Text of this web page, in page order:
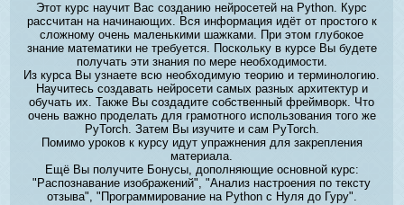
Этот курс научит Вас созданию нейросетей на Python. Курс
рассчитан на начинающих. Вся информация идёт от простого к
сложному очень маленькими шажками. При этом глубокое
знание математики не требуется. Поскольку в курсе Вы будете
получать эти знания по мере необходимости.
Из курса Вы узнаете всю необходимую теорию и терминологию.
Научитесь создавать нейросети самых разных архитектур и
обучать их. Также Вы создадите собственный фреймворк. Что
очень важно проделать для грамотного использования того же
PyTorch. Затем Вы изучите и сам PyTorch.
Помимо уроков к курсу идут упражнения для закрепления
материала.
Ещё Вы получите Бонусы, дополняющие основной курс:
"Распознавание изображений", "Анализ настроения по тексту
отзыва", "Программирование на Python с Нуля до Гуру".